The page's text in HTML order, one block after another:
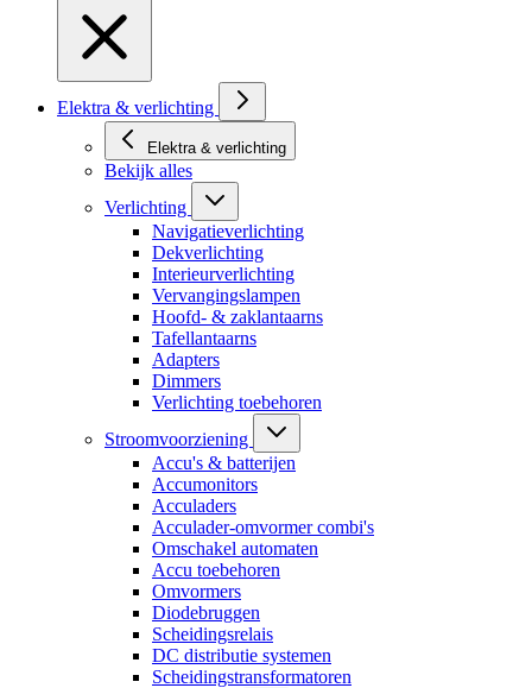
Elektra & verlichting
Elektra & verlichting
Bekijk alles
Verlichting
Navigatieverlichting
Dekverlichting
Interieurverlichting
Vervangingslampen
Hoofd- & zaklantaarns
Tafellantaarns
Adapters
Dimmers
Verlichting toebehoren
Stroomvoorziening
Accu's & batterijen
Accumonitors
Acculaders
Acculader-omvormer combi's
Omschakel automaten
Accu toebehoren
Omvormers
Diodebruggen
Scheidingsrelais
DC distributie systemen
Scheidingstransformatoren